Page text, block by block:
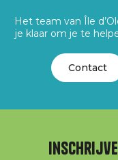
Het team van Île
je klaar om je te
Contact